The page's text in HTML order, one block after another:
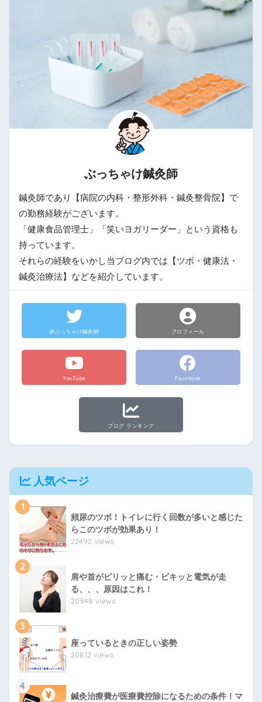
ぶっちゃけ鍼灸師
鍼灸師であり【病院の内科・整形外科・鍼灸整骨院】で
の勤務経験がございます。
「健康食品管理士」「笑いヨガリーダー」という資格も
持っています。
それらの経験をいかし当ブログ内では【ツボ・健康法・
鍼灸治療法】などを紹介しています。
@ぶっちゃけ鍼灸師 プロフィール
YouTube Facebook
ブログ ランキング
人気ページ
1
頻尿のツボ！トイレに行く回数が多いと感じた
らこのツボが効果あり！
22492 views
2
肩や首がピリッと痛む・ピキッと電気が走
る、、、原因はこれ！
20948 views
3
座っているときの正しい姿勢
20812 views
4
鍼灸治療費が医療費控除になるための条件！マ